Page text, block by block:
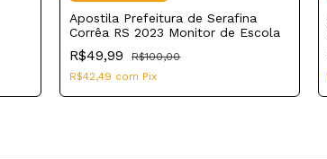
Apostila Prefeitura de Serafina
Corrêa RS 2023 Monitor de Escola
R$49,99
R$100,00
R$42,49 com Pix